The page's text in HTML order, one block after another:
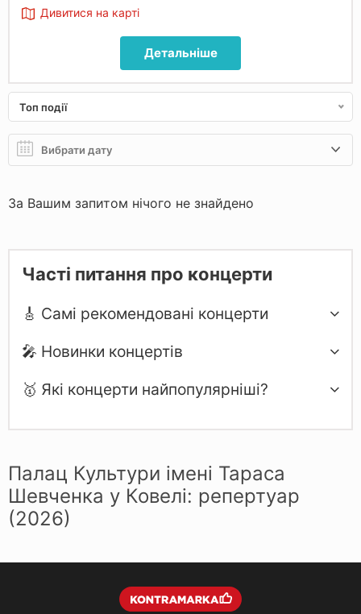
Дивитися на карті
Детальніше
Топ події
За Вашим запитом нічого не знайдено
Часті питання про концерти
🎸 Самі рекомендовані концерти
🎤 Новинки концертів
🥇 Які концерти найпопулярніші?
Палац Культури імені Тараса
Шевченка у Ковелі: репертуар
(2026)